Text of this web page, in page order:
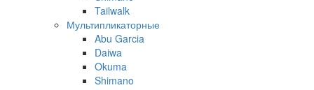
Tailwalk
Мультипликаторные
Abu Garcia
Daiwa
Okuma
Shimano